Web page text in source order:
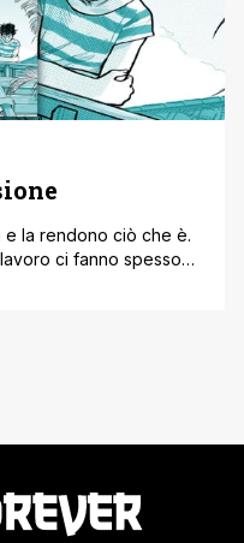
e la rendono ciò che è.
ci fanno spesso